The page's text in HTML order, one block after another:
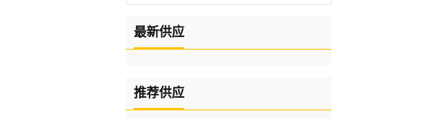
最新供应
推荐供应